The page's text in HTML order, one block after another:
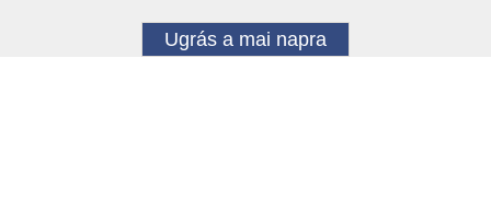
Ugrás a mai napra